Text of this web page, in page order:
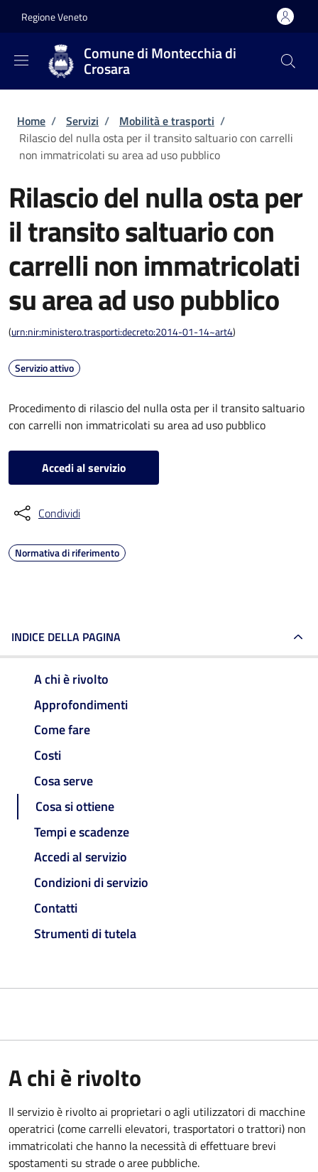
Regione Veneto
Comune di Montecchia di
Crosara
Briciole di pane
Home / Servizi / Mobilità e trasporti /
Rilascio del nulla osta per il transito saltuario con carrelli
non immatricolati su area ad uso pubblico
Rilascio del nulla osta per
il transito saltuario con
carrelli non immatricolati
su area ad uso pubblico
(urn:nir:ministero.trasporti:decreto:2014-01-14~art4)
Servizio attivo
Procedimento di rilascio del nulla osta per il transito saltuario
con carrelli non immatricolati su area ad uso pubblico
Accedi al servizio
Condividi
Normativa di riferimento
INDICE DELLA PAGINA
A chi è rivolto
Approfondimenti
Come fare
Costi
Cosa serve
Cosa si ottiene
Tempi e scadenze
Accedi al servizio
Condizioni di servizio
Contatti
Strumenti di tutela
A chi è rivolto
Il servizio è rivolto ai proprietari o agli utilizzatori di macchine
operatrici (come carrelli elevatori, trasportatori o trattori) non
immatricolati che hanno la necessità di effettuare brevi
spostamenti su strade o aree pubbliche.